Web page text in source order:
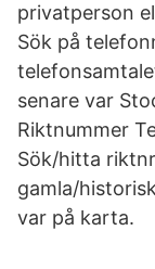
privatperson
Sök på
senare var
Riktnummer
Sök/hitta
gamla/
var på karta.